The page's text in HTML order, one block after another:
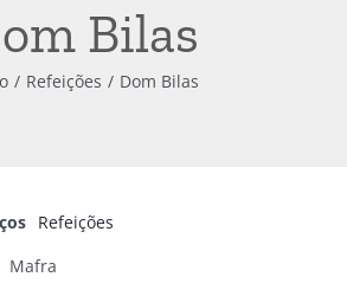
Bilas
Refeições Dom Bilas
Refeições
Mafra